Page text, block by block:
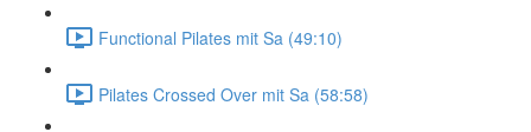
Functional Pilates mit Sa (49:10)
Pilates Crossed Over mit Sa (58:58)